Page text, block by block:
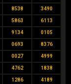
8538 3490
5863 6113
9134 0105
0693 8376
0027 4999
4762 1838
1286 4189